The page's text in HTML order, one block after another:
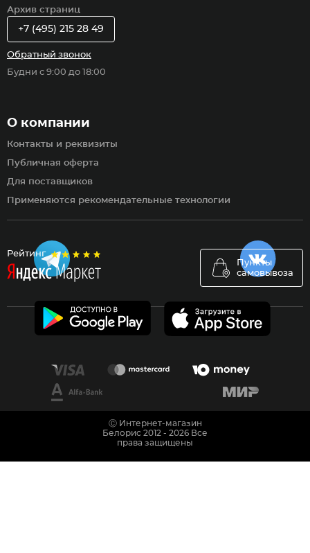
Рейтинг
Пункты
самовывоза
Архив страниц
О компании
Контакты и реквизиты
Публичная оферта
Для поставщиков
Применяются рекомендательные технологии
+7 (495) 215 28 49
Обратный звонок
Будни с 9:00 до 18:00
Ⓒ Интернет-магазин
Белорис 2012 - 2026 Все
права защищены